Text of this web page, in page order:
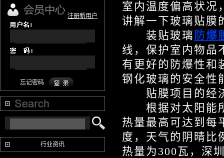
注册新用户
忘记密码
行业资讯
室内温度偏高状况
讲解一下玻璃贴膜
装贴玻璃 防爆
线，保护室内物品
有更好的防爆性和
钢化玻璃的安全性
贴膜项目的经
根据对太阳能所
热量最高可达到每
度，天气的阴晴比
热量为300瓦，深